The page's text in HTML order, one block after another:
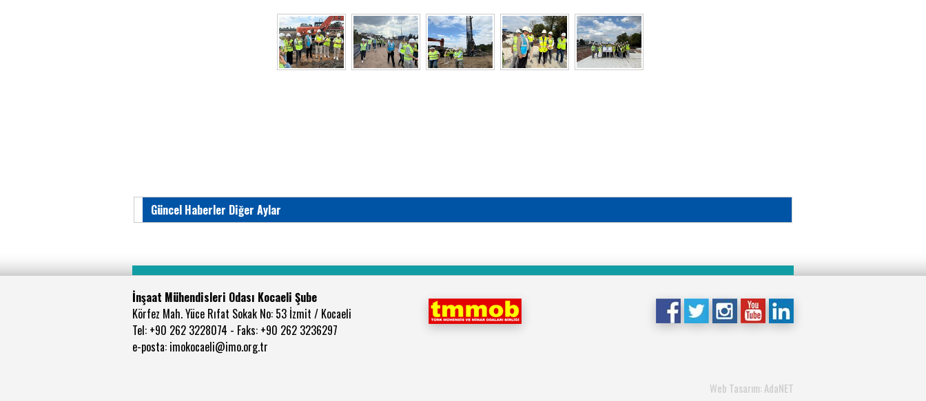
Güncel Haberler Diğer Aylar
İnşaat Mühendisleri Odası Kocaeli Şube
Körfez Mah. Yüce Rıfat Sokak No: 53 İzmit / Kocaeli
Tel: +90 262 3228074 - Faks: +90 262 3236297
e-posta: imokocaeli@imo.org.tr
Web Tasarım: AdaNET